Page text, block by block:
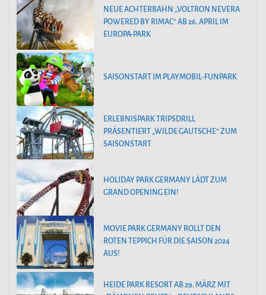
NEUE ACHTERBAHN „VOLTRON NEVERA
POWERED BY RIMAC“ AB 26. APRIL IM
EUROPA-PARK
SAISONSTART IM PLAYMOBIL-FUNPARK
ERLEBNISPARK TRIPSDRILL
PRÄSENTIERT „WILDE GAUTSCHE“ ZUM
SAISONSTART
HOLIDAY PARK GERMANY LÄDT ZUM
GRAND OPENING EIN!
MOVIE PARK GERMANY ROLLT DEN
ROTEN TEPPICH FÜR DIE SAISON 2024
AUS!
HEIDE PARK RESORT AB 29. MÄRZ MIT